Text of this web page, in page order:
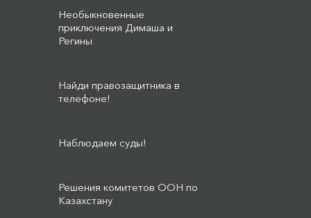
Необыкновенные
приключения Димаша и
Регины
Найди правозащитника в
телефоне!
Наблюдаем суды!
Решения комитетов ООН по
Казахстану